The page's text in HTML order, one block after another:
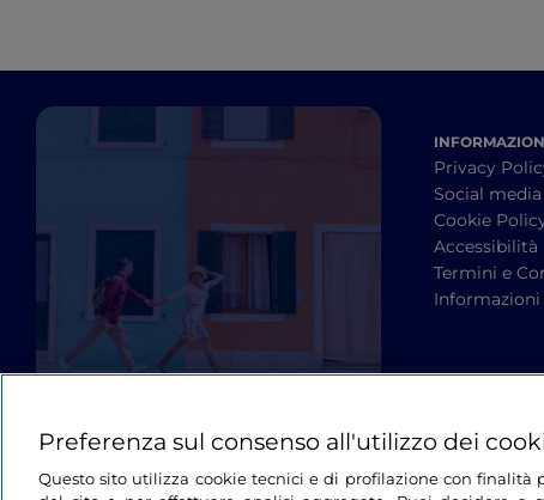
Privacy
Social
Cookie
Accessibilità
Termini e
Preferenza sul consenso all'utilizzo dei
Questo sito utilizza cookie tecnici e di profilazione con